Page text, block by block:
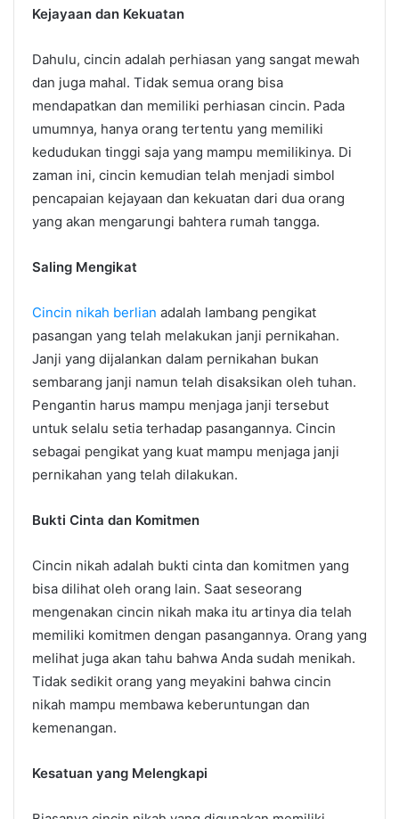
Kejayaan dan Kekuatan
Dahulu, cincin adalah perhiasan yang sangat mewah
dan juga mahal. Tidak semua orang bisa
mendapatkan dan memiliki perhiasan cincin. Pada
umumnya, hanya orang tertentu yang memiliki
kedudukan tinggi saja yang mampu memilikinya. Di
zaman ini, cincin kemudian telah menjadi simbol
pencapaian kejayaan dan kekuatan dari dua orang
yang akan mengarungi bahtera rumah tangga.
Saling Mengikat
Cincin nikah berlian adalah lambang pengikat
pasangan yang telah melakukan janji pernikahan.
Janji yang dijalankan dalam pernikahan bukan
sembarang janji namun telah disaksikan oleh tuhan.
Pengantin harus mampu menjaga janji tersebut
untuk selalu setia terhadap pasangannya. Cincin
sebagai pengikat yang kuat mampu menjaga janji
pernikahan yang telah dilakukan.
Bukti Cinta dan Komitmen
Cincin nikah adalah bukti cinta dan komitmen yang
bisa dilihat oleh orang lain. Saat seseorang
mengenakan cincin nikah maka itu artinya dia telah
memiliki komitmen dengan pasangannya. Orang yang
melihat juga akan tahu bahwa Anda sudah menikah.
Tidak sedikit orang yang meyakini bahwa cincin
nikah mampu membawa keberuntungan dan
kemenangan.
Kesatuan yang Melengkapi